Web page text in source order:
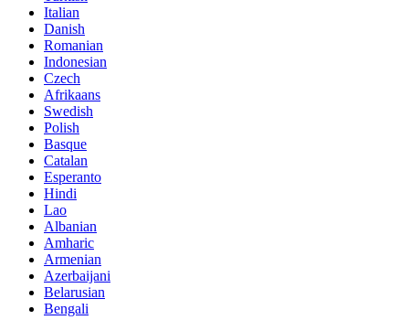
Italian
Danish
Romanian
Indonesian
Czech
Afrikaans
Swedish
Polish
Basque
Catalan
Esperanto
Hindi
Lao
Albanian
Amharic
Armenian
Azerbaijani
Belarusian
Bengali